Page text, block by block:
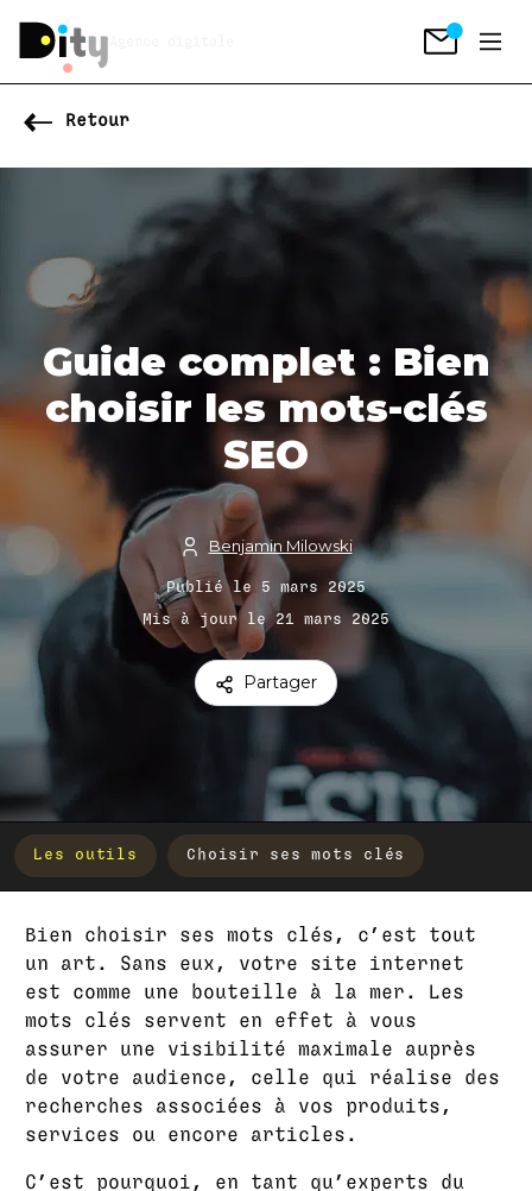
Retour
Guide complet : Bien
choisir les mots-clés
SEO
Benjamin Milowski
Publié le 5 mars 2025
Mis à jour le 21 mars 2025
Partager
Les outils Choisir ses mots clés
Bien choisir ses mots clés, c’est tout
un art. Sans eux, votre site internet
est comme une bouteille à la mer. Les
mots clés servent en effet à vous
assurer une visibilité maximale auprès
de votre audience, celle qui réalise des
recherches associées à vos produits,
services ou encore articles.
C’est pourquoi, en tant qu’experts du